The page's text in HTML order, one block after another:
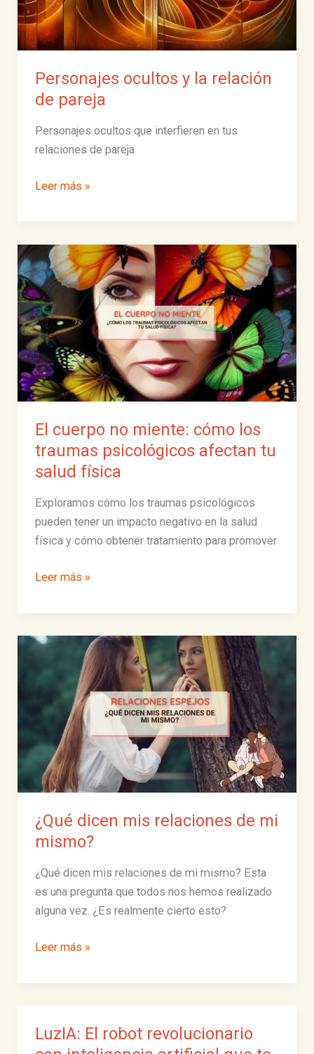
Personajes ocultos y la relación
de pareja
Personajes ocultos que interfieren en tus
relaciones de pareja
Personajes
y
la
relación
de
pareja
Leer más »
El cuerpo no miente: cómo los
traumas psicológicos afectan tu
salud física
Exploramos cómo los traumas psicológicos
pueden tener un impacto negativo en la salud
física y cómo obtener tratamiento para promover
El
no
miente:
los
traumas
psicológicos
afectan
tu
salud
física
Leer más »
¿Qué dicen mis relaciones de mi
mismo?
¿Qué dicen mis relaciones de mi mismo? Esta
es una pregunta que todos nos hemos realizado
alguna vez. ¿Es realmente cierto esto?
¿Qué
mis
mi
Leer más »
LuzIA: El robot revolucionario